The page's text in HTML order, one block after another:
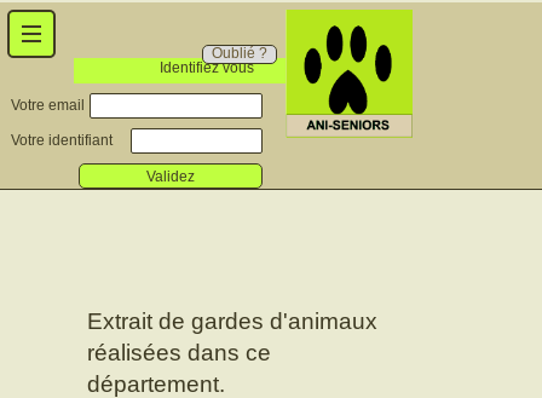
Identifiez vous
Oublié ?
Votre email
Votre identifiant
Validez
Extrait de gardes d'animaux
réalisées dans ce
département.